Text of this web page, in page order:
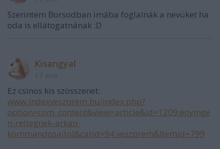
Szerintem Borsodban imába foglalnák a nevüket ha
oda is ellátogatnának :D
Kisangyal
Ez csinos kis szösszenet:
www.indexveszprem.hu/index.php?
option=com_content&view=article&id=1209:enyinge
n-rettegnek-arkan-
kommandosaitol&catid=94:veszprem&Itemid=799